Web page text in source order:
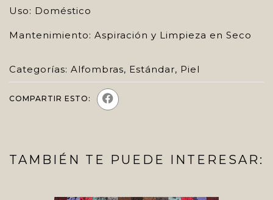
Uso: Doméstico
Mantenimiento: Aspiración y Limpieza en Seco
Categorías: Alfombras, Estándar, Piel
COMPARTIR ESTO:
TAMBIÉN TE PUEDE INTERESAR: